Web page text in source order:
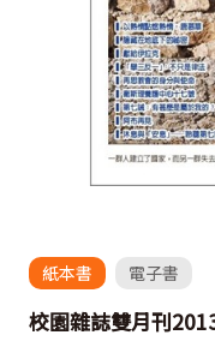
紙本書 電子書
校園雜誌雙月刊